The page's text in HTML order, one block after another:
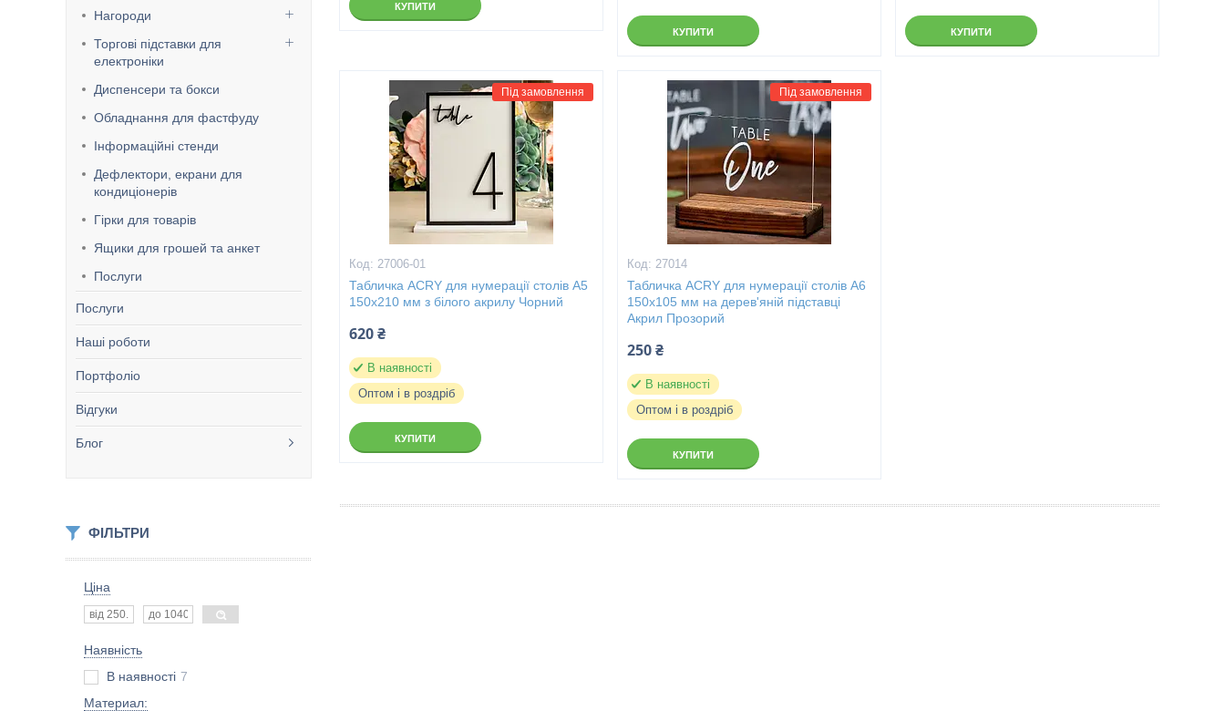
Нагороди
Торгові підставки для
електроніки
Диспенсери та бокси
Обладнання для фастфуду
Інформаційні стенди
Дефлектори, екрани для
кондиціонерів
Гірки для товарів
Ящики для грошей та анкет
Послуги
Послуги
Наші роботи
Портфоліо
Відгуки
Блог
ФІЛЬТРИ
Ціна
Наявність
В наявності 7
Материал:
КУПИТИ
КУПИТИ КУПИТИ
Під замовлення
27006-01
Табличка ACRY для нумерації столів А5
150х210 мм з білого акрилу Чорний
620 ₴
В наявності
Оптом і в роздріб
КУПИТИ
Під замовлення
27014
Табличка ACRY для нумерації столів А6
150х105 мм на дерев'яній підставці
Акрил Прозорий
250 ₴
В наявності
Оптом і в роздріб
КУПИТИ